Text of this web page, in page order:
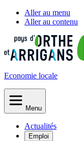
Aller au menu
Aller au contenu
Economie locale
Menu
Actualités
Emploi